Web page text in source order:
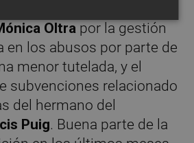
de la
Oltra por la gestión
en los abusos por parte de
menor tutelada, y el
subvenciones relacionado
del hermano del
Puig. Buena parte de la